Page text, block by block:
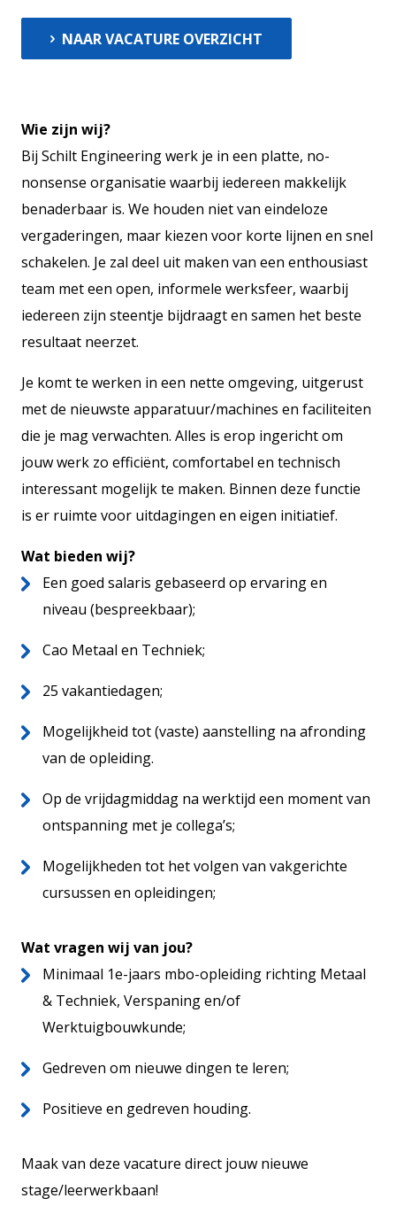
NAAR VACATURE OVERZICHT
Wie zijn wij?
Bij Schilt Engineering werk je in een platte, no-
nonsense organisatie waarbij iedereen makkelijk
benaderbaar is. We houden niet van eindeloze
vergaderingen, maar kiezen voor korte lijnen en snel
schakelen. Je zal deel uit maken van een enthousiast
team met een open, informele werksfeer, waarbij
iedereen zijn steentje bijdraagt en samen het beste
resultaat neerzet.
Je komt te werken in een nette omgeving, uitgerust
met de nieuwste apparatuur/machines en faciliteiten
die je mag verwachten. Alles is erop ingericht om
jouw werk zo efficiënt, comfortabel en technisch
interessant mogelijk te maken. Binnen deze functie
is er ruimte voor uitdagingen en eigen initiatief.
Wat bieden wij?
Een goed salaris gebaseerd op ervaring en
niveau (bespreekbaar);
Cao Metaal en Techniek;
25 vakantiedagen;
Mogelijkheid tot (vaste) aanstelling na afronding
van de opleiding.
Op de vrijdagmiddag na werktijd een moment van
ontspanning met je collega’s;
Mogelijkheden tot het volgen van vakgerichte
cursussen en opleidingen;
Wat vragen wij van jou?
Minimaal 1e-jaars mbo-opleiding richting Metaal
& Techniek, Verspaning en/of
Werktuigbouwkunde;
Gedreven om nieuwe dingen te leren;
Positieve en gedreven houding.
Maak van deze vacature direct jouw nieuwe
stage/leerwerkbaan!